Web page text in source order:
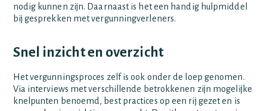
nodig kunnen zijn. Daarnaast is het een handig hulpmiddel
bij gesprekken met vergunningverleners.
Snel inzicht en overzicht
Het vergunningsproces zelf is ook onder de loep genomen.
Via interviews met verschillende betrokkenen zijn mogelijke
knelpunten benoemd, best practices op een rij gezet en is